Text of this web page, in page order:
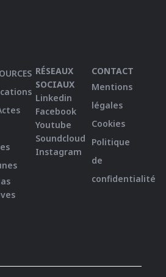
RÉSEAUX
SOCIAUX
Linkedin
Facebook
Youtube
Soundcloud
Instagram
CONTACT
Mentions
légales
Cookies
Politique
de
confidentialité